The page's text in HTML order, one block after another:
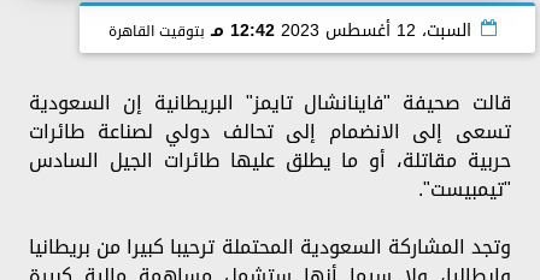
السبت، 12 أغسطس 2023 12:42 مـ بتوقيت القاهرة
قالت صحيفة "فاينانشال تايمز" البريطانية إن السعودية
تسعى إلى الانضمام إلى تحالف دولي لصناعة طائرات
حربية مقاتلة، أو ما يطلق عليها طائرات الجيل السادس
"تيمبيست".
وتجد المشاركة السعودية المحتملة ترحيبا كبيرا من بريطانيا